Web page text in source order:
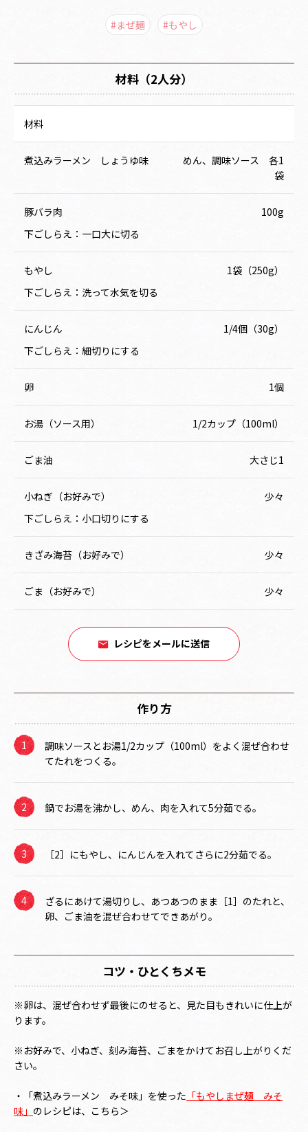
#まぜ麺 #もやし
材料（2人分）
材料
煮込みラーメン しょうゆ味
めん、調味ソース 各1
袋
豚バラ肉
100g
下ごしらえ：一口大に切る
もやし
1袋（250g）
下ごしらえ：洗って水気を切る
にんじん
1/4個（30g）
下ごしらえ：細切りにする
卵 1個
お湯（ソース用） 1/2カップ（100ml）
ごま油 大さじ1
小ねぎ（お好みで）
少々
下ごしらえ：小口切りにする
きざみ海苔（お好みで） 少々
ごま（お好みで） 少々
レシピをメールに送信
作り方
調味ソースとお湯1/2カップ（100ml）をよく混ぜ合わせ
てたれをつくる。
鍋でお湯を沸かし、めん、肉を入れて5分茹でる。
［2］にもやし、にんじんを入れてさらに2分茹でる。
ざるにあけて湯切りし、あつあつのまま［1］のたれと、
卵、ごま油を混ぜ合わせてできあがり。
コツ・ひとくちメモ
※卵は、混ぜ合わせず最後にのせると、見た目もきれいに仕上が
ります。
※お好みで、小ねぎ、刻み海苔、ごまをかけてお召し上がりくだ
さい。
・「煮込みラーメン みそ味」を使った 「もやしまぜ麺 みそ
味」 のレシピは、こちら＞